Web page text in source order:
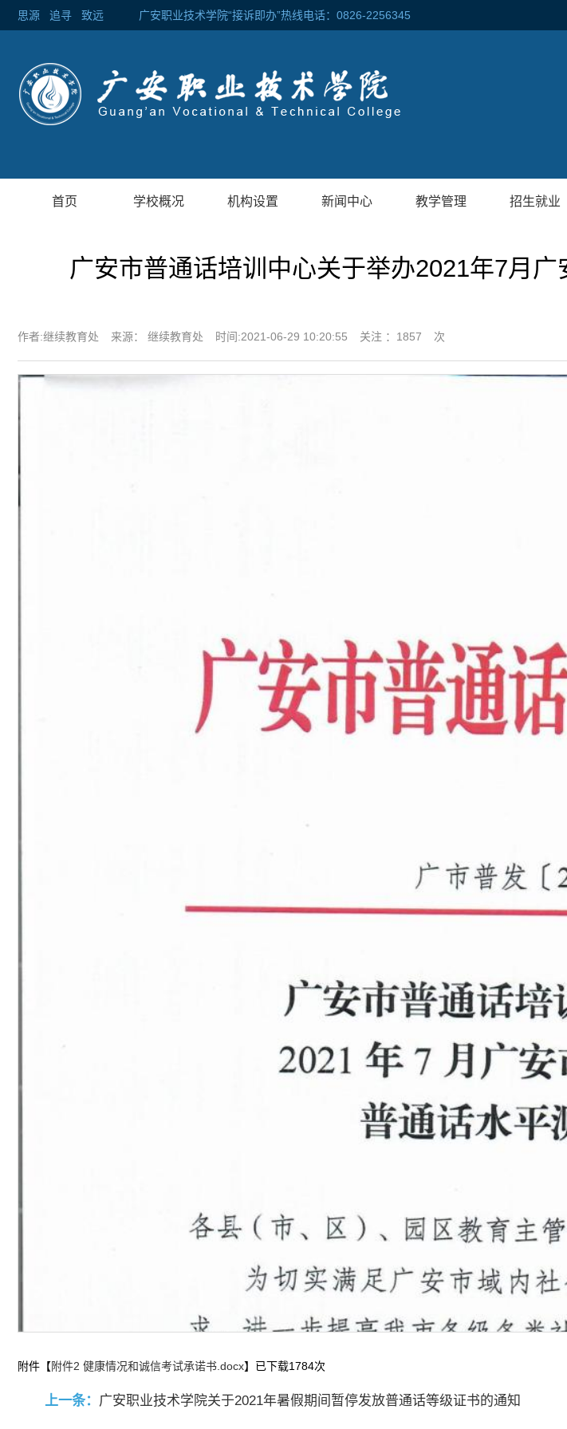
思源 追寻 致远 广安职业技术学院“接诉即办”热线电话：0826-2256345
首页 学校概况 机构设置 新闻中心 教学管理 招生就业
广安市普通话培训中心关于举办2021年7月
作者:继续教育处 来源： 继续教育处 时间:2021-06-29 10:20:55 关注 ： 1857 次
附件【附件2 健康情况和诚信考试承诺书.docx】已下载1784次
上一条： 广安职业技术学院关于2021年暑假期间暂停发放普通话等级证书的通知